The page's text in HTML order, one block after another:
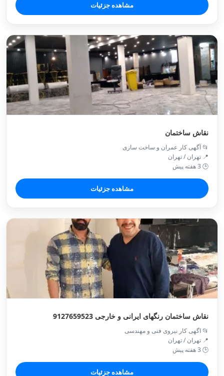
مشاهده جزئیات
نقاش ساختمان
📂 آگهی کار عمران و ساخت سازی
📍 تهران / تهران
🕒 3 هفته پیش
مشاهده جزئیات
نقاش ساختمان رنگهای ایرانی و خارجی 9127659523
📂 اگهی کار نیروی فنی و مهندسی
📍 تهران / تهران
🕒 3 هفته پیش
مشاهده جزئیات